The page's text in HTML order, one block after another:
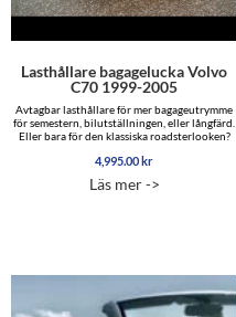
Lasthållare bagagelucka Volvo
C70 1999-2005
Avtagbar lasthållare för mer bagageutrymme
för semestern, bilutställningen, eller långfärd.
Eller bara för den klassiska roadsterlooken?
4,995.00 kr
Läs mer ->